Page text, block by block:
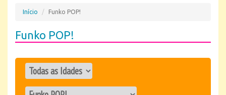
Início Funko POP!
Funko POP!